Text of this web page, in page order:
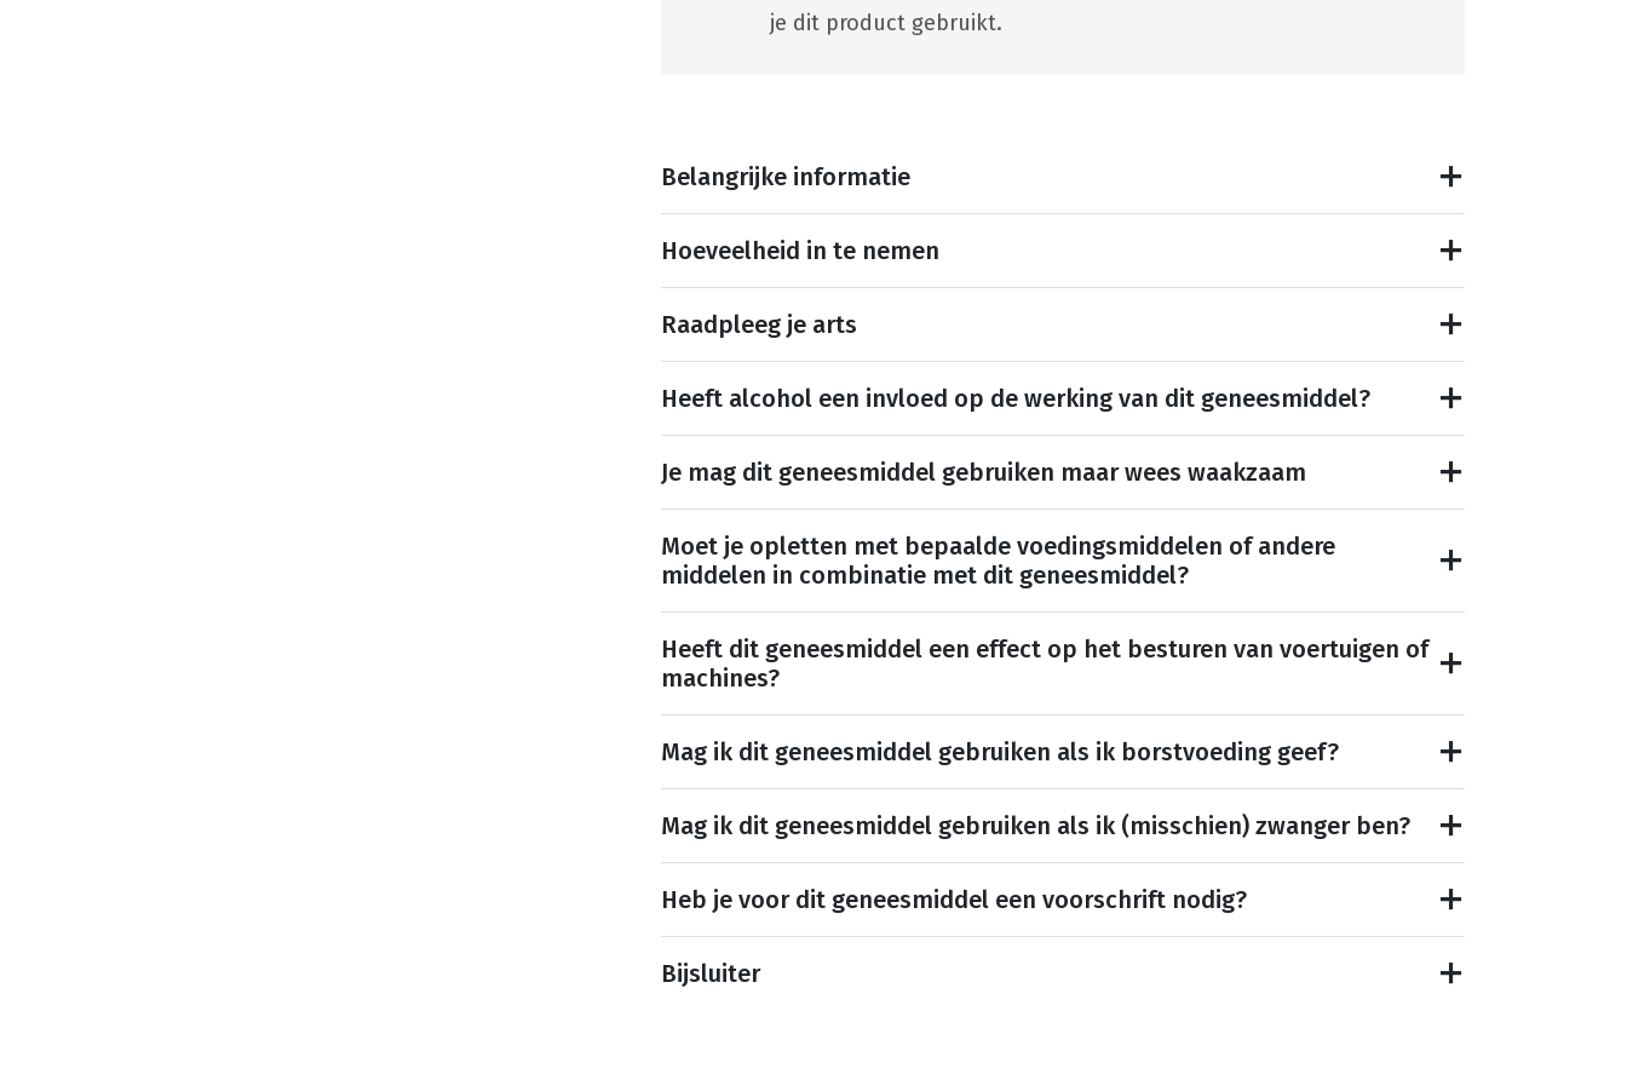
je dit product gebruikt.
Belangrijke informatie
Hoeveelheid in te nemen
Raadpleeg je arts
Heeft alcohol een invloed op de werking van dit geneesmiddel?
Je mag dit geneesmiddel gebruiken maar wees waakzaam
Moet je opletten met bepaalde voedingsmiddelen of andere
middelen in combinatie met dit geneesmiddel?
Heeft dit geneesmiddel een effect op het besturen van voertuigen of
machines?
Mag ik dit geneesmiddel gebruiken als ik borstvoeding geef?
Mag ik dit geneesmiddel gebruiken als ik (misschien) zwanger ben?
Heb je voor dit geneesmiddel een voorschrift nodig?
Bijsluiter